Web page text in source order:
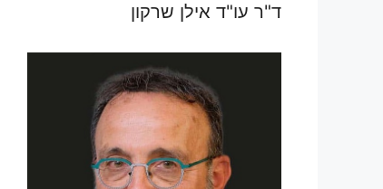
ד"ר עו"ד אילן שרקון